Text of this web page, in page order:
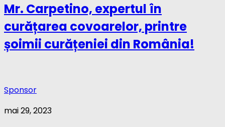
Mr. Carpetino, expertul în
curățarea covoarelor, printre
șoimii curățeniei din România!
Sponsor
mai 29, 2023